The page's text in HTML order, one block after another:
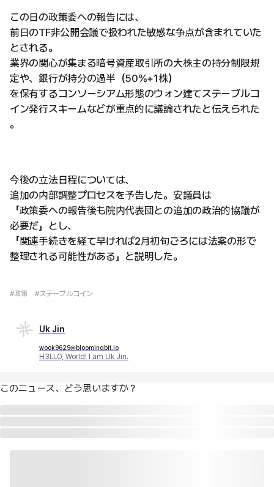
この日の政策委への報告には、
前日のTF非公開会議で扱われた敏感な争点が含まれていた
とされる。
業界の関心が集まる暗号資産取引所の大株主の持分制限規
定や、銀行が持分の過半（50%+1株）
を保有するコンソーシアム形態のウォン建てステーブルコ
イン発行スキームなどが重点的に議論されたと伝えられた
。
今後の立法日程については、
追加の内部調整プロセスを予告した。安議員は
「政策委への報告後も院内代表団との追加の政治的協議が
必要だ」とし、
「関連手続きを経て早ければ2月初旬ごろには法案の形で
整理される可能性がある」と説明した。
#政策 #ステーブルコイン
Uk Jin
wook9629@bloomingbit.io
H3LLO, World! I am Uk Jin.
このニュース、どう思いますか？